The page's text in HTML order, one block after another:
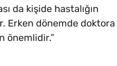
da kişide hastalığın
Erken dönemde doktora
önemlidir.”